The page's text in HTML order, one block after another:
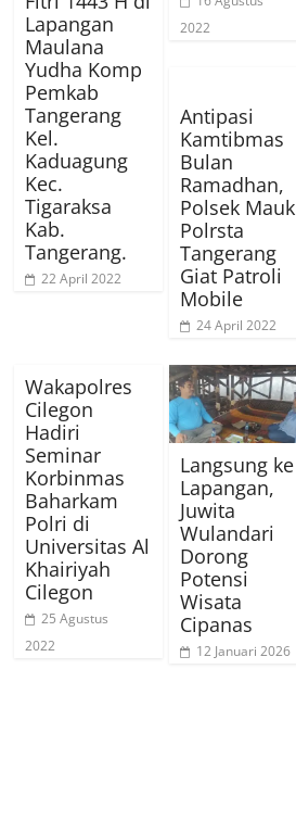
Lapangan
Maulana
Yudha Komp
Pemkab
Tangerang
Kel.
Kaduagung
Kec.
Tigaraksa
Kab.
Tangerang.
22 April 2022
2022
Antipasi
Kamtibmas
Bulan
Ramadhan,
Polsek Mauk
Polrsta
Tangerang
Giat Patroli
Mobile
24 April 2022
Wakapolres
Cilegon
Hadiri
Seminar
Korbinmas
Baharkam
Polri di
Universitas Al
Khairiyah
Cilegon
25 Agustus
2022
Langsung ke
Lapangan,
Juwita
Wulandari
Dorong
Potensi
Wisata
Cipanas
12 Januari 2026